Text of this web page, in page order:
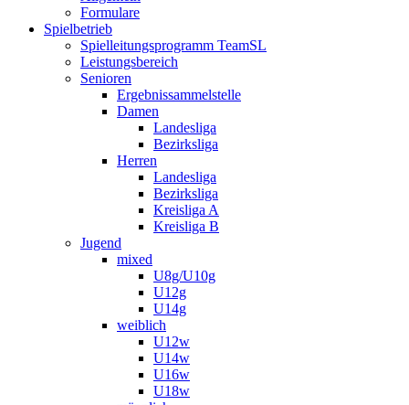
Formulare
Spielbetrieb
Spielleitungsprogramm TeamSL
Leistungsbereich
Senioren
Ergebnissammelstelle
Damen
Landesliga
Bezirksliga
Herren
Landesliga
Bezirksliga
Kreisliga A
Kreisliga B
Jugend
mixed
U8g/U10g
U12g
U14g
weiblich
U12w
U14w
U16w
U18w